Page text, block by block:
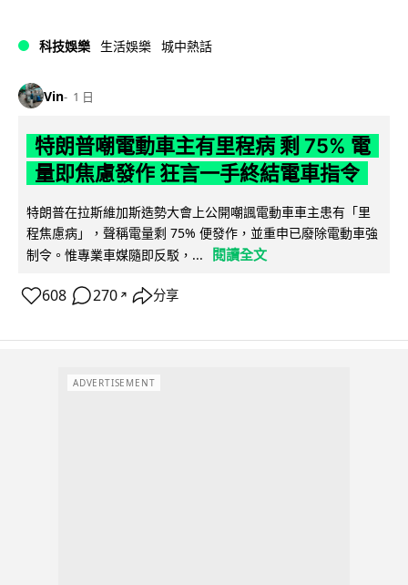
科技娛樂 生活娛樂 城中熱話
Vin 1 日
特朗普嘲電動車主有里程病 剩 75% 電
量即焦慮發作 狂言一手終結電車指令
特朗普在拉斯維加斯造勢大會上公開嘲諷電動車車主患有「里
程焦慮病」，聲稱電量剩 75% 便發作，並重申已廢除電動車強
制令。惟專業車媒隨即反駁，...
閱讀全文
608 270 ↗ 分享
ADVERTISEMENT